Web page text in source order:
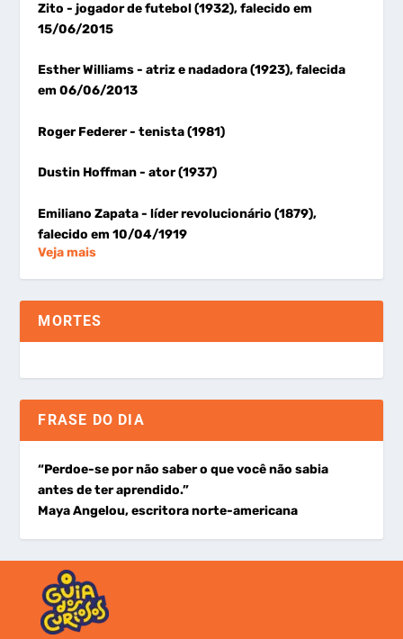
Zito- jogador de futebol (1932), falecido em
15/06/2015
Esther Williams- atriz e nadadora (1923), falecida
em 06/06/2013
Roger Federer- tenista (1981)
Dustin Hoffman- ator (1937)
Emiliano Zapata- líder revolucionário (1879),
falecido em 10/04/1919
Veja mais
MORTES
FRASE DO DIA
“Perdoe-se por não saber o que você não sabia
antes de ter aprendido.”
Maya Angelou, escritora norte-americana